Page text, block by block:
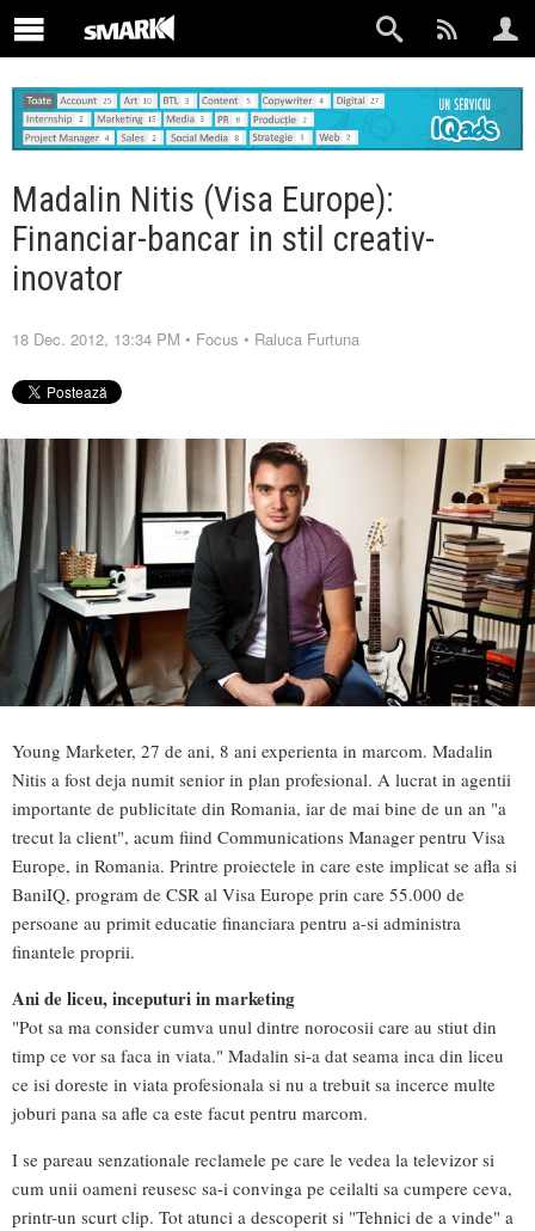
Madalin Nitis (Visa Europe):
Financiar-bancar in stil creativ-
inovator
18 Dec. 2012, 13:34 PM • Focus • Raluca Furtuna
Young Marketer, 27 de ani, 8 ani experienta in marcom. Madalin
Nitis a fost deja numit senior in plan profesional. A lucrat in agentii
importante de publicitate din Romania, iar de mai bine de un an "a
trecut la client", acum fiind Communications Manager pentru Visa
Europe, in Romania. Printre proiectele in care este implicat se afla si
BaniIQ, program de CSR al Visa Europe prin care 55.000 de
persoane au primit educatie financiara pentru a-si administra
finantele proprii.
Ani de liceu, inceputuri in marketing
"Pot sa ma consider cumva unul dintre norocosii care au stiut din
timp ce vor sa faca in viata." Madalin si-a dat seama inca din liceu
ce isi doreste in viata profesionala si nu a trebuit sa incerce multe
joburi pana sa afle ca este facut pentru marcom.
I se pareau senzationale reclamele pe care le vedea la televizor si
cum unii oameni reusesc sa-i convinga pe ceilalti sa cumpere ceva,
printr-un scurt clip. Tot atunci a descoperit si "Tehnici de a vinde" a